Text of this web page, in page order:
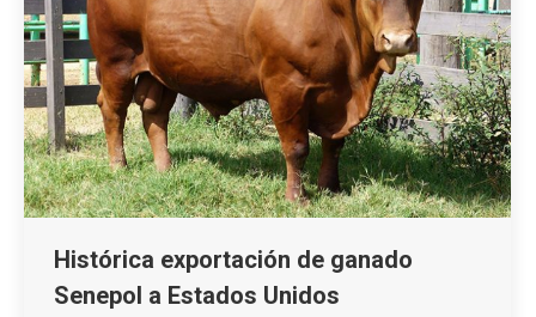
Histórica exportación de ganado
Senepol a Estados Unidos